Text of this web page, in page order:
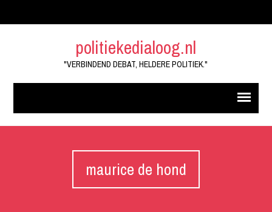
politiekedialoog.nl
"VERBINDEND DEBAT, HELDERE POLITIEK."
maurice de hond